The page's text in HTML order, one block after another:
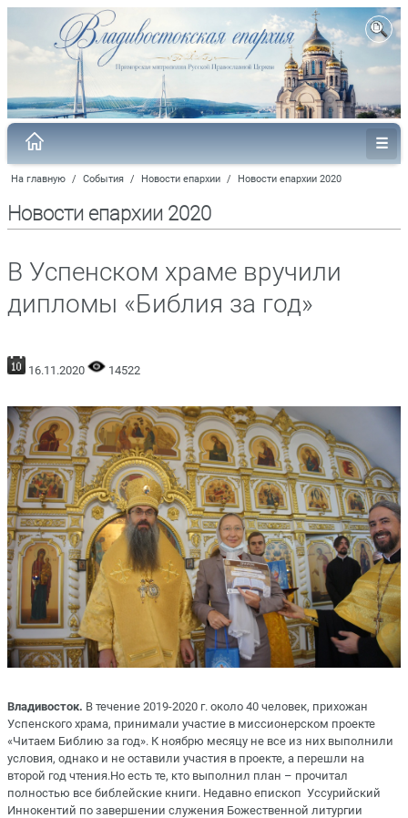
На главную / События / Новости епархии / Новости епархии 2020
Новости епархии 2020
В Успенском храме вручили
дипломы «Библия за год»
16.11.2020 14522
Владивосток. В течение 2019-2020 г. около 40 человек, прихожан
Успенского храма, принимали участие в миссионерском проекте
«Читаем Библию за год». К ноябрю месяцу не все из них выполнили
условия, однако и не оставили участия в проекте, а перешли на
второй год чтения.Но есть те, кто выполнил план – прочитал
полностью все библейские книги. Недавно епископ Уссурийский
Иннокентий по завершении служения Божественной литургии